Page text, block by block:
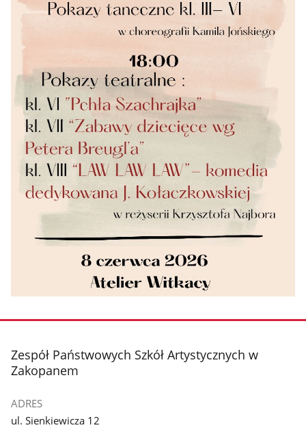
stopka
Zespół Państwowych Szkół Artystycznych w
Zakopanem
ADRES
ul. Sienkiewicza 12